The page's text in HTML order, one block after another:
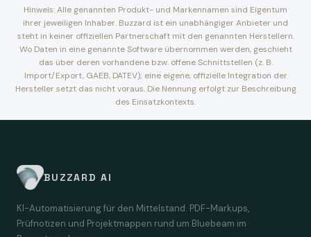
Hinweis: Alle genannten Produkt- und Markennamen sind Eigentum
ihrer jeweiligen Inhaber. Buzzard ist ein unabhängiger Anbieter und
steht in keiner offiziellen Partnerschaft mit den genannten Herstellern.
Wo Daten in eine genannte Software übernommen werden, geschieht
das über deren vorhandene bzw. offene Schnittstellen (z. B.
Import/Export, GAEB, DATEV); eine eigene, offizielle Integration der
Hersteller setzt das nicht voraus. Die Nennung erfolgt zur Beschreibung
des Einsatzkontexts.
BUZZARD AI
KI-Automatisierung für den Mittelstand. PDF-Markups,
Prüfnotizen und Projektmappen rund um Bluebeam im